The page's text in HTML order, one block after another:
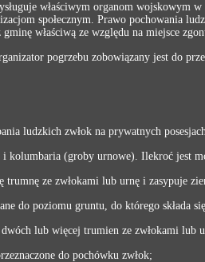
właściwym organom wojskowym
społecznym. Prawo pochowania
właściwą ze względu na miejsce
pogrzebu zobowiązany jest do
ludzkich zwłok na prywatnych
i kolumbaria (groby urnowe). Ilekroć jest
trumnę ze zwłokami lub urnę i zasypuje
do poziomu gruntu, do którego składa
lub więcej trumien ze zwłokami lub
do pochówku zwłok;